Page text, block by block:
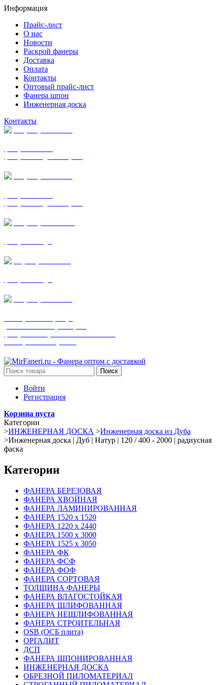
Информация
Прайс-лист
О нас
Новости
Раскрой фанеры
Доставка
Оплата
Контакты
Оптовый прайс-лист
Фанера шпон
Инженерная доска
Контакты
Поиск
Войти
Регистрация
Корзина пуста
Категории
>ИНЖЕНЕРНАЯ ДОСКА >Инженерная доска из Дуба
>Инженерная доска | Дуб | Натур | 120 / 400 - 2000 | радиусная
фаска
Категории
ФАНЕРА БЕРЕЗОВАЯ
ФАНЕРА ХВОЙНАЯ
ФАНЕРА ЛАМИНИРОВАННАЯ
ФАНЕРА 1520 х 1520
ФАНЕРА 1220 х 2440
ФАНЕРА 1500 х 3000
ФАНЕРА 1525 х 3050
ФАНЕРА ФК
ФАНЕРА ФСФ
ФАНЕРА ФОФ
ФАНЕРА СОРТОВАЯ
ТОЛЩИНА ФАНЕРЫ
ФАНЕРА ВЛАГОСТОЙКАЯ
ФАНЕРА ШЛИФОВАННАЯ
ФАНЕРА НЕШЛИФОВАННАЯ
ФАНЕРА СТРОИТЕЛЬНАЯ
OSB (ОСБ плита)
ОРГАЛИТ
ДСП
ФАНЕРА ШПОНИРОВАННАЯ
ИНЖЕНЕРНАЯ ДОСКА
ОБРЕЗНОЙ ПИЛОМАТЕРИАЛ